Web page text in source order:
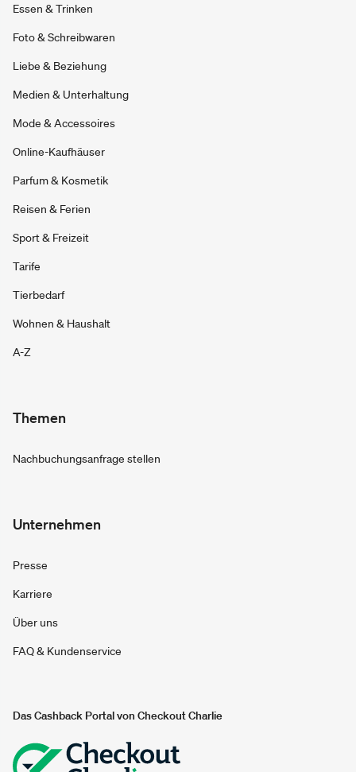
Essen & Trinken
Foto & Schreibwaren
Liebe & Beziehung
Medien & Unterhaltung
Mode & Accessoires
Online-Kaufhäuser
Parfum & Kosmetik
Reisen & Ferien
Sport & Freizeit
Tarife
Tierbedarf
Wohnen & Haushalt
A-Z
Themen
Nachbuchungsanfrage stellen
Unternehmen
Presse
Karriere
Über uns
FAQ & Kundenservice
Das Cashback Portal von Checkout Charlie